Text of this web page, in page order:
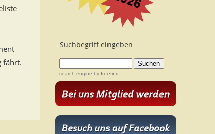
fährt.
...Suchbegriff eingeben
search engine by freefind